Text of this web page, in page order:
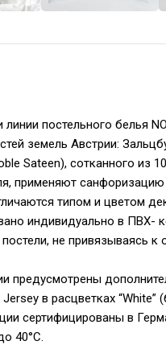
постельного белья
земель Австрии:
Sateen), сотканного из
применяют
типом и цветом
индивидуально в ПВХ-
не привязываясь
предусмотрены
в расцветках
сертифицированы в
40°С.